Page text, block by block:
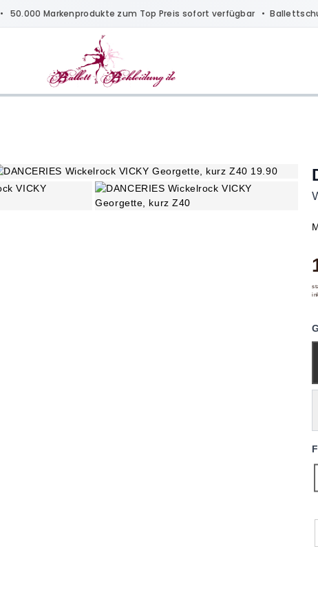
• 50.000 Markenprodukte zum Top Preis sofort verfügbar •